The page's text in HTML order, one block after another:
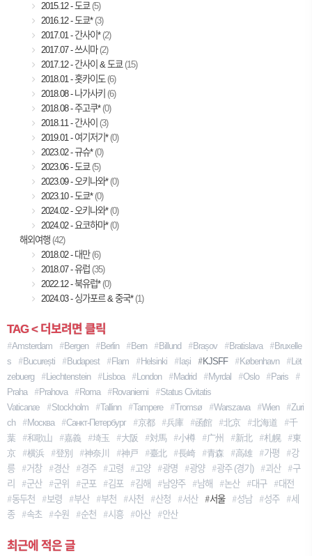
2015.12 - 도쿄 (5)
2016.12 - 도쿄* (3)
2017.01 - 간사이* (2)
2017.07 - 쓰시마 (2)
2017.12 - 간사이 & 도쿄 (15)
2018.01 - 홋카이도 (6)
2018.08 - 나가사키 (6)
2018.08 - 주고쿠* (0)
2018.11 - 간사이 (3)
2019.01 - 여기저기* (0)
2023.02 - 규슈* (0)
2023.06 - 도쿄 (5)
2023.09 - 오키나와* (0)
2023.10 - 도쿄* (0)
2024.02 - 오키나와* (0)
2024.02 - 요코하마* (0)
해외여행 (42)
2018.02 - 대만 (6)
2018.07 - 유럽 (35)
2022.12 - 북유럽* (0)
2024.03 - 싱가포르 & 중국* (1)
TAG < 더보려면 클릭
Amsterdam Bergen Berlin Bern Billund Brașov Bratislava
Bruxelle
S
București Budapest Flam Helsinki Iași KJSFF København
Lët
Zebuerg
Liechtenstein Lisboa London Madrid Myrdal Oslo
Paris
Praha
Prahova Roma Rovaniemi
Status Civitatis
Vaticanæ
Stockholm Tallinn Tampere Tromsø Warszawa Wien
Zuri
Ch
Москва Санкт-Петербург 京都 兵庫 函館 北京 北海道
千
葉
和歌山 嘉義 埼玉 大阪 対馬 小樽 广州 新北 札幌
東
京
横浜 登別 神奈川 神戸 臺北 長崎 青森 高雄 가평
강
릉
거창 경산 경주 고령 고양 광명 광양 광주 (경기) 괴산
구
리
군산 군위 군포 김포 김해 남양주 남해 논산 대구
대전
동두천
보령 부산 부천 사천 산청 서산 서울 성남 성주
세
종
속초 수원 순천 시흥 아산 안산
최근에 적은 글